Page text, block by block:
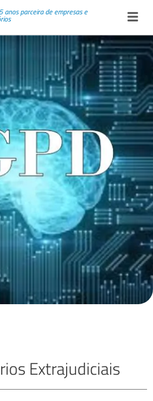
anos parceira de empresas e
Extrajudiciais